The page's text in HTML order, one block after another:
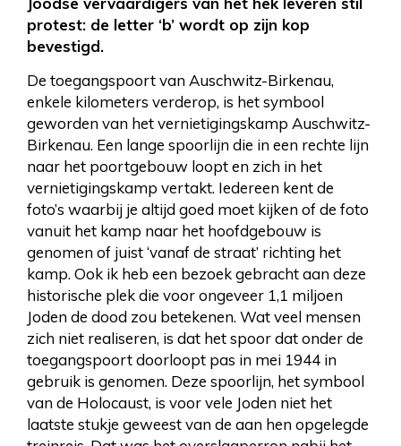
protest: de letter ‘b’ wordt op zijn kop
bevestigd.
De toegangspoort van Auschwitz-Birkenau,
enkele kilometers verderop, is het symbool
geworden van het vernietigingskamp Auschwitz-
Birkenau. Een lange spoorlijn die in een rechte lijn
naar het poortgebouw loopt en zich in het
vernietigingskamp vertakt. Iedereen kent de
foto’s waarbij je altijd goed moet kijken of de foto
vanuit het kamp naar het hoofdgebouw is
genomen of juist ‘vanaf de straat’ richting het
kamp. Ook ik heb een bezoek gebracht aan deze
historische plek die voor ongeveer 1,1 miljoen
Joden de dood zou betekenen. Wat veel mensen
zich niet realiseren, is dat het spoor dat onder de
toegangspoort doorloopt pas in mei 1944 in
gebruik is genomen. Deze spoorlijn, het symbool
van de Holocaust, is voor vele Joden niet het
laatste stukje geweest van de aan hen opgelegde